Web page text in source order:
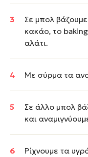
Σε μπολ
κακάο, το baking
αλάτι.
Με σύρμα τα
Σε άλλο μπολ
και
Ρίχνουμε τα